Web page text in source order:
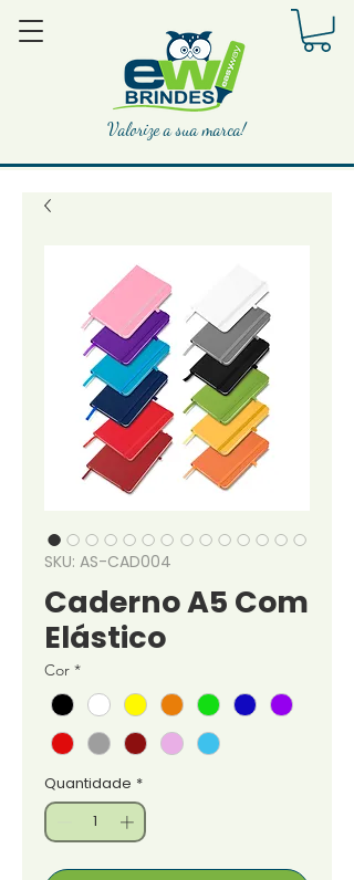
Valorize a sua marca!
SKU: AS-CAD004
Caderno A5 Com
Elástico
Cor *
Quantidade *